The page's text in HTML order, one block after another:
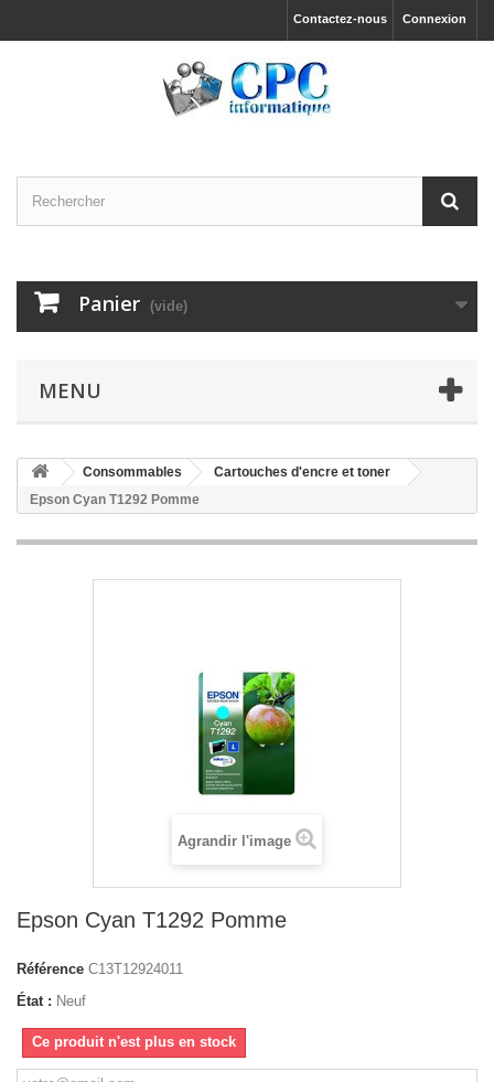
Connexion
Contactez-nous
Panier (vide)
MENU
Consommables
Cartouches d'encre et toner
Epson Cyan T1292 Pomme
Agrandir l'image
Epson Cyan T1292 Pomme
Référence C13T12924011
État : Neuf
Ce produit n'est plus en stock